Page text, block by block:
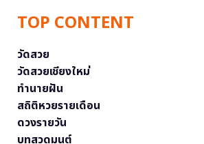
TOP CONTENT
วัดสวย
วัดสวยเชียงใหม่
ทำนายฝัน
สถิติหวยรายเดือน
ดวงรายวัน
บทสวดมนต์